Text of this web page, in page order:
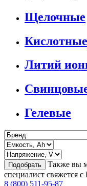
Щелочные
Кислотные
Литий
Гелевые
Подобрать Также вы
специалист свяжется
8 (800) 511-95-87